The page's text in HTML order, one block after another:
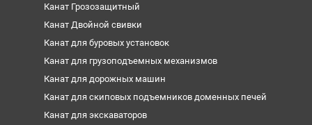
Канат Грозозащитный
Канат Двойной свивки
Канат для буровых установок
Канат для грузоподъемных механизмов
Канат для дорожных машин
Канат для скиповых подъемников доменных печей
Канат для экскаваторов